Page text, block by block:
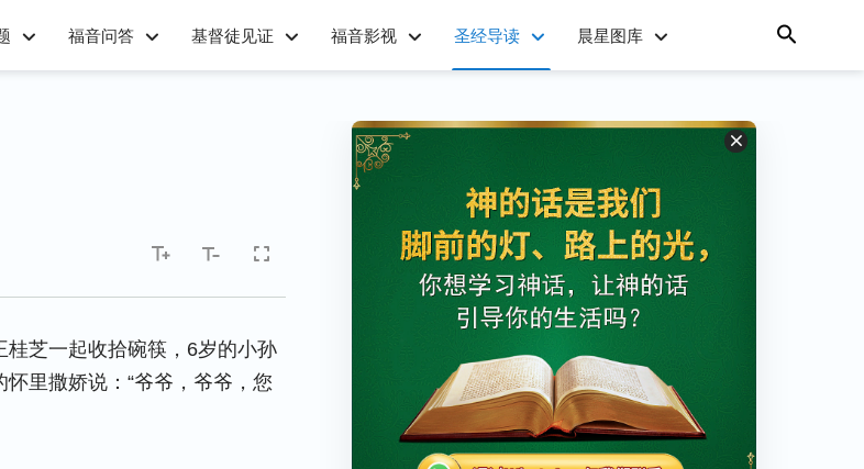
福音问答 基督徒见证 福音影视 圣经导读 晨星图库
芝一起收拾碗筷，6岁的小孙
里撒娇说：“爷爷，爷爷，您